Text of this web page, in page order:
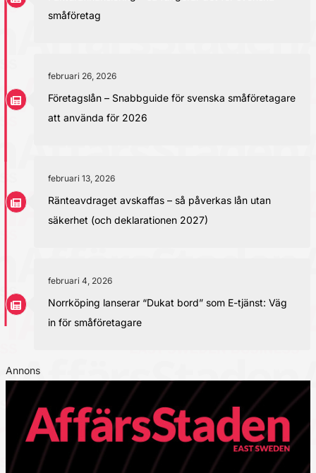
småföretag
februari 26, 2026
Företagslån – Snabbguide för svenska småföretagare
att använda för 2026
februari 13, 2026
Ränteavdraget avskaffas – så påverkas lån utan
säkerhet (och deklarationen 2027)
februari 4, 2026
Norrköping lanserar “Dukat bord” som E-tjänst: Väg
in för småföretagare
Annons